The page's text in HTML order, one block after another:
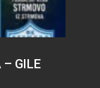
– GILE